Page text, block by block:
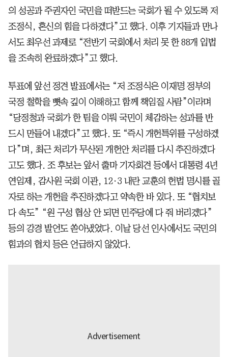
의 성공과 주권자인 국민을 떠받드는 국회가 될 수 있도록 저
조정식, 혼신의 힘을 다하겠다”고 했다. 이후 기자들과 만나
서도 최우선 과제로 “전반기 국회에서 처리 못 한 88개 입법
을 조속히 완료하겠다”고 했다.
투표에 앞선 정견 발표에서는 “저 조정식은 이재명 정부의
국정 철학을 뼛속 깊이 이해하고 함께 책임질 사람”이라며
“당정청과 국회가 한 팀을 이뤄 국민이 체감하는 성과를 반
드시 만들어 내겠다”고 했다. 또 “즉시 개헌특위를 구성하겠
다”며, 최근 처리가 무산된 개헌안 처리를 다시 추진하겠다
고도 했다. 조 후보는 앞서 출마 기자회견 등에서 대통령 4년
연임제, 감사원 국회 이관, 12·3 내란 교훈의 헌법 명시를 골
자로 하는 개헌을 추진하겠다고 약속한 바 있다. 또 “협치보
다 속도” “원 구성 협상 안 되면 민주당에 다 줘 버리겠다”
등의 강경 발언도 쏟아냈었다. 이날 당선 인사에서도 국민의
힘과의 협치 등은 언급하지 않았다.